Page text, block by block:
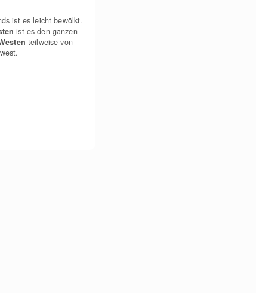
ist es leicht bewölkt.
ist es den ganzen
teilweise von